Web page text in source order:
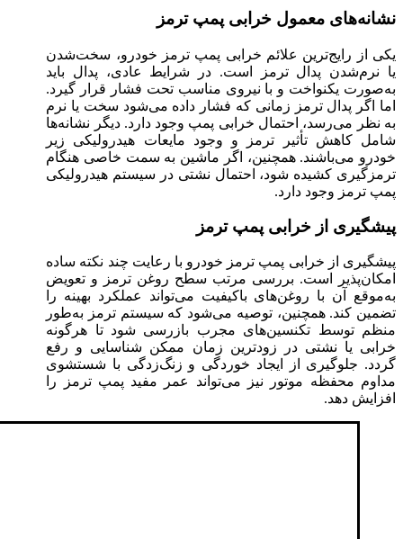
نشانه‌های معمول خرابی پمپ ترمز
یکی از رایج‌ترین علائم خرابی پمپ ترمز خودرو، سخت‌شدن
یا نرم‌شدن پدال ترمز است. در شرایط عادی، پدال باید
به‌صورت یکنواخت و با نیروی مناسب تحت فشار قرار گیرد.
اما اگر پدال ترمز زمانی که فشار داده می‌شود سخت یا نرم
به نظر می‌رسد، احتمال خرابی پمپ وجود دارد. دیگر نشانه‌ها
شامل کاهش تأثیر ترمز و وجود مایعات هیدرولیکی زیر
خودرو می‌باشند. همچنین، اگر ماشین به سمت خاصی هنگام
ترمزگیری کشیده شود، احتمال نشتی در سیستم هیدرولیکی
پمپ ترمز وجود دارد.
پیشگیری از خرابی پمپ ترمز
پیشگیری از خرابی پمپ ترمز خودرو با رعایت چند نکته ساده
امکان‌پذیر است. بررسی مرتب سطح روغن ترمز و تعویض
به‌موقع آن با روغن‌های باکیفیت می‌تواند عملکرد بهینه را
تضمین کند. همچنین، توصیه می‌شود که سیستم ترمز به‌طور
منظم توسط تکنسین‌های مجرب بازرسی شود تا هرگونه
خرابی یا نشتی در زودترین زمان ممکن شناسایی و رفع
گردد. جلوگیری از ایجاد خوردگی و زنگ‌زدگی با شستشوی
مداوم محفظه موتور نیز می‌تواند عمر مفید پمپ ترمز را
افزایش دهد.